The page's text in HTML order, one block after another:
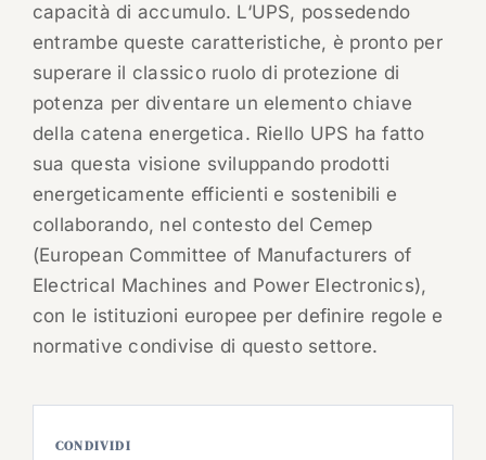
capacità di accumulo. L‘UPS, possedendo
entrambe queste caratteristiche, è pronto per
superare il classico ruolo di protezione di
potenza per diventare un elemento chiave
della catena energetica. Riello UPS ha fatto
sua questa visione sviluppando prodotti
energeticamente efficienti e sostenibili e
collaborando, nel contesto del Cemep
(European Committee of Manufacturers of
Electrical Machines and Power Electronics),
con le istituzioni europee per definire regole e
normative condivise di questo settore.
CONDIVIDI